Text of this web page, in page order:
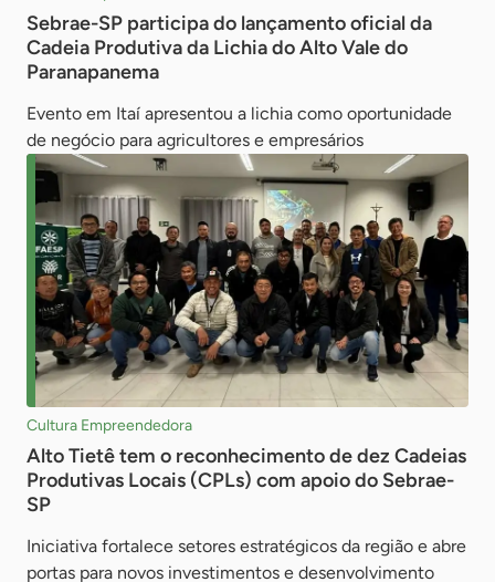
Sebrae-SP participa do lançamento oficial da
Cadeia Produtiva da Lichia do Alto Vale do
Paranapanema
Evento em Itaí apresentou a lichia como oportunidade
de negócio para agricultores e empresários
Cultura Empreendedora
Alto Tietê tem o reconhecimento de dez Cadeias
Produtivas Locais (CPLs) com apoio do Sebrae-
SP
Iniciativa fortalece setores estratégicos da região e abre
portas para novos investimentos e desenvolvimento